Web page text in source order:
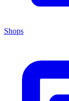
Shops